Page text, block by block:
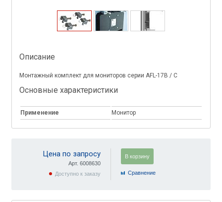
Описание
Монтажный комплект для мониторов серии AFL-17B / C
Основные характеристики
Применение Монитор
Цена по запросу
Арт. 6008630
Доступно к заказу
В корзину
Cравнение